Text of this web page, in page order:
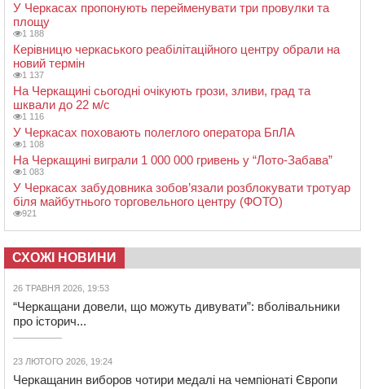
У Черкасах пропонують перейменувати три провулки та
площу
1 188
Керівницю черкаського реабілітаційного центру обрали на
новий термін
1 137
На Черкащині сьогодні очікують грози, зливи, град та
шквали до 22 м/с
1 116
У Черкасах поховають полеглого оператора БпЛА
1 108
На Черкащині виграли 1 000 000 гривень у “Лото-Забава”
1 083
У Черкасах забудовника зобов’язали розблокувати тротуар
біля майбутнього торговельного центру (ФОТО)
921
СХОЖІ НОВИНИ
26 ТРАВНЯ 2026, 19:53
“Черкащани довели, що можуть дивувати”: вболівальники
про історич...
23 ЛЮТОГО 2026, 19:24
Черкащанин виборов чотири медалі на чемпіонаті Європи